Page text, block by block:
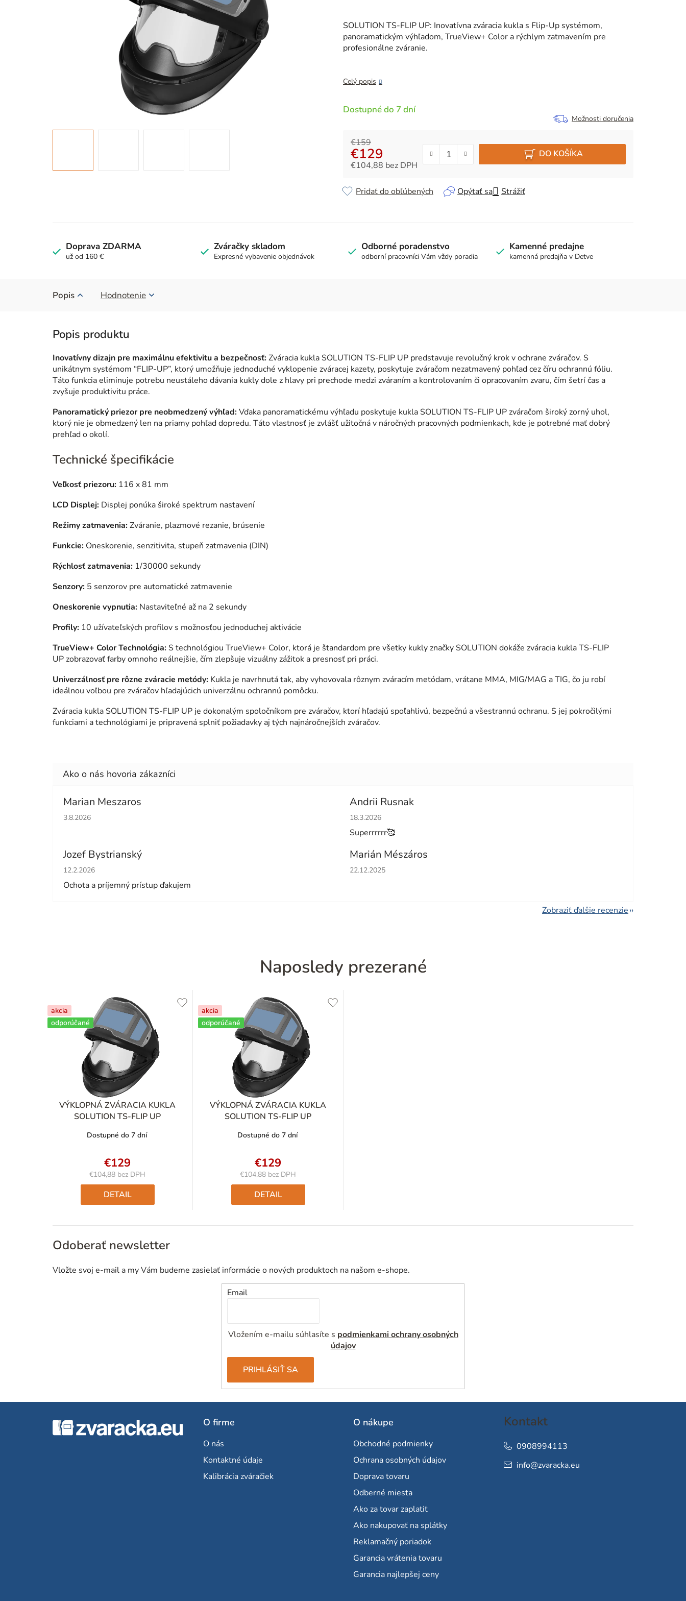
z
5
hviezdičiek.
SOLUTION TS-FLIP UP: Inovatívna zváracia kukla s Flip-Up systémom,
panoramatickým výhľadom, TrueView+ Color a rýchlym zatmavením pre
profesionálne zváranie.
Celý popis
Dostupné do 7 dní
Možnosti doručenia
€159
€129
€104,88 bez DPH
DO KOŠÍKA
Opýtať sa Strážiť
Pridať do obľúbených
Doprava ZDARMA
už od 160 €
Zváračky skladom
Expresné vybavenie objednávok
Odborné poradenstvo
odborní pracovníci Vám vždy poradia
Kamenné predajne
kamenná predajňa v Detve
Popis Hodnotenie
Inovatívny dizajn pre maximálnu efektivitu a bezpečnosť:Zváracia kukla SOLUTION TS-FLIP UP predstavuje revolučný krok v ochrane zváračov. S
unikátnym systémom “FLIP-UP”, ktorý umožňuje jednoduché vyklopenie zváracej kazety, poskytuje zváračom nezatmavený pohľad cez číru ochrannú fóliu.
Táto funkcia eliminuje potrebu neustáleho dávania kukly dole z hlavy pri prechode medzi zváraním a kontrolovaním či opracovaním zvaru, čím šetrí čas a
zvyšuje produktivitu práce.
Panoramatický priezor pre neobmedzený výhľad:Vďaka panoramatickému výhľadu poskytuje kukla SOLUTION TS-FLIP UP zváračom široký zorný uhol,
ktorý nie je obmedzený len na priamy pohľad dopredu. Táto vlastnosť je zvlášť užitočná v náročných pracovných podmienkach, kde je potrebné mať dobrý
prehľad o okolí.
Technické špecifikácie
Veľkosť priezoru: 116 x 81 mm
LCD Displej: Displej ponúka široké spektrum nastavení
Režimy zatmavenia:Zváranie, plazmové rezanie, brúsenie
Funkcie: Oneskorenie, senzitivita, stupeň zatmavenia (DIN)
Rýchlosť zatmavenia: 1/30000 sekundy
Senzory: 5 senzorov pre automatické zatmavenie
Oneskorenie vypnutia: Nastaviteľné až na 2 sekundy
Profily: 10 užívateľských profilov s možnosťou jednoduchej aktivácie
TrueView+ Color Technológia:S technológiou TrueView+ Color, ktorá je štandardom pre všetky kukly značky SOLUTION dokáže zváracia kukla TS-FLIP
UP zobrazovať farby omnoho reálnejšie, čím zlepšuje vizuálny zážitok a presnosť pri práci.
Univerzálnosť pre rôzne zváracie metódy: Kukla je navrhnutá tak, aby vyhovovala rôznym zváracím metódam, vrátane MMA, MIG/MAG a TIG, čo ju robí
ideálnou voľbou pre zváračov hľadajúcich univerzálnu ochrannú pomôcku.
Zváracia kukla SOLUTION TS-FLIP UP je dokonalým spoločníkom pre zváračov, ktorí hľadajú spoľahlivú, bezpečnú a všestrannú ochranu. S jej pokročilými
funkciami a technológiami je pripravená splniť požiadavky aj tých najnáročnejších zváračov.
Marian Meszaros
Hodnotenie obchodu je 5 z 5 hviezdičiek.
3.8.2026
Andrii Rusnak
Hodnotenie obchodu je 5 z 5 hviezdičiek.
18.3.2026
Superrrrrr🥰
Jozef Bystrianský
Hodnotenie obchodu je 5 z 5 hviezdičiek.
12.2.2026
Ochota a príjemný prístup ďakujem
Marián Mészáros
Hodnotenie obchodu je 5 z 5 hviezdičiek.
22.12.2025
Zobraziť ďalšie recenzie
Naposledy prezerané
akcia
odporúčané
VÝKLOPNÁ ZVÁRACIA KUKLA
SOLUTION TS-FLIP UP
Dostupné do 7 dní
€129
€104,88 bez DPH
Jednotková
cena:
DETAIL
akcia
odporúčané
VÝKLOPNÁ ZVÁRACIA KUKLA
SOLUTION TS-FLIP UP
Dostupné do 7 dní
€129
€104,88 bez DPH
Jednotková
cena:
DETAIL
Odoberať newsletter
Vložte svoj e-mail a my Vám budeme zasielať informácie o nových produktoch na našom e-shope.
Email
Vložením e-mailu súhlasíte s podmienkami ochrany osobných
údajov
PRIHLÁSIŤ SA
O firme
O nás
Kontaktné údaje
Kalibrácia zváračiek
O nákupe
Obchodné podmienky
Ochrana osobných údajov
Doprava tovaru
Odberné miesta
Ako za tovar zaplatiť
Ako nakupovať na splátky
Reklamačný poriadok
Garancia vrátenia tovaru
Garancia najlepšej ceny
Kontakt
info@zvaracka.eu
0908994113